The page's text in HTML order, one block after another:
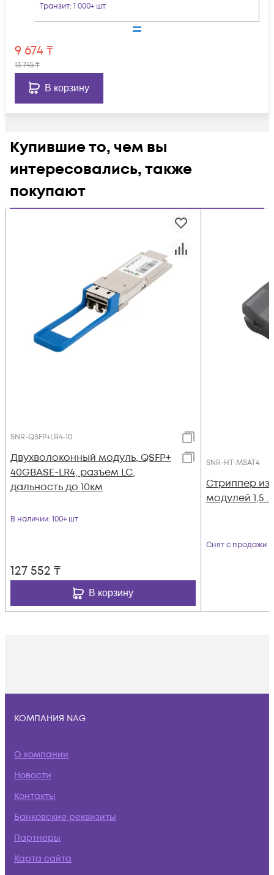
Транзит: 1 000+ шт
9 674₸
13 745₸
В корзину
Купившие то, чем вы
интересовались, также
покупают
SNR-QSFP+LR4-10
Двухволоконный модуль, QSFP+
40GBASE-LR4, разъем LC,
дальность до 10км
В наличии: 100+ шт
127 552 ₸
В корзину
SNR-HT-MSAT4
Стриппер
модулей 1,5
Снят с продажи
КОМПАНИЯ NAG
О компании
Новости
Контакты
Банковские реквизиты
Партнеры
Карта сайта